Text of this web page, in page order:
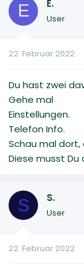
E E.
User
22. Februar 2022
Du hast zwei
Gehe mal
Einstellungen.
Telefon Info.
Schau mal dort,
Diese musst
S S.
User
22. Februar 2022